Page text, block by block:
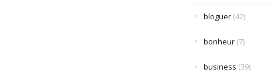
bloguer(42)
bonheur(7)
business (39)